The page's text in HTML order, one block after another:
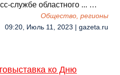
службе областного ... …
Общество, регионы
09:20, Июль 11, 2023 | gazeta.ru
ко Дню